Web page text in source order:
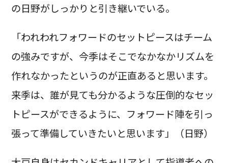
の日野がしっかりと引き継いでいる。
「われわれフォワードのセットピースはチーム
の強みですが、今季はそこでなかなかリズムを
作れなかったというのが正直あると思います。
来季は、誰が見ても分かるような圧倒的なセッ
トピースができるように、フォワード陣を引っ
張って準備していきたいと思います」（日野）